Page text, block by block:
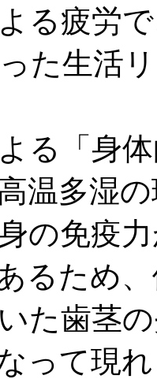
る疲労
た生活
る「身
温多湿
の免疫
るため
た歯茎
って現